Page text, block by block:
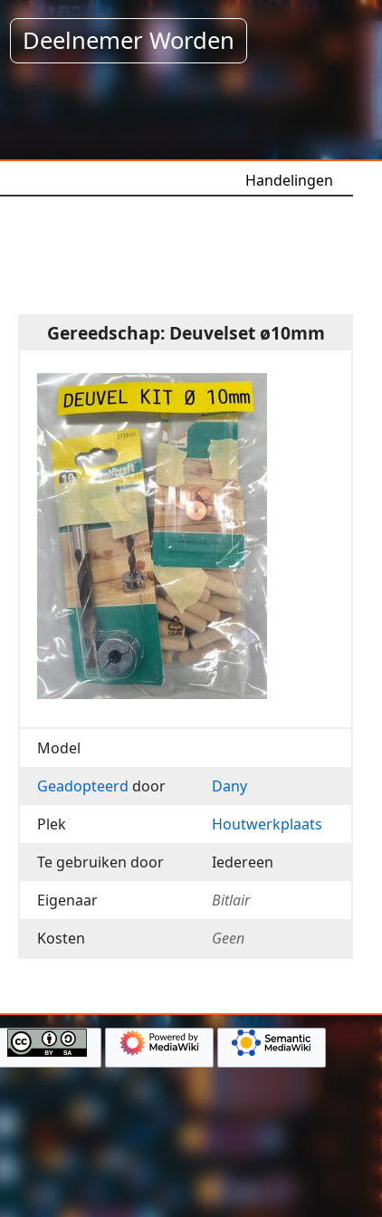
Deelnemer Worden
Handelingen
Gereedschap: Deuvelset ø10mm
Model
Geadopteerd door
Dany
Plek
Houtwerkplaats
Te gebruiken door
Iedereen
Eigenaar
Bitlair
Kosten
Geen